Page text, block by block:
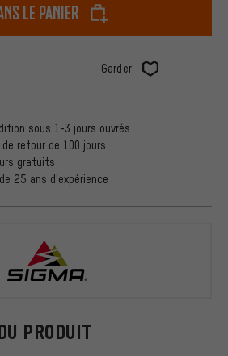
le panier
Garder
PRODUIT
sous 1-3 jours ouvrés
retour de 100 jours
gratuits
25 ans d'expérience